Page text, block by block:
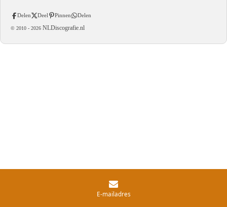
Delen Deel Pinnen Delen
© 2010 - 2026 NLDiscografie.nl
E-mailadres